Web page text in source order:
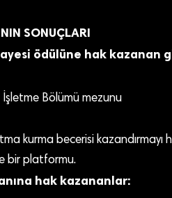
SONUÇLARI
ödülüne hak kazanan
Bölümü mezunu
kurma becerisi kazandırmayı
bir platformu.
hak kazananlar: